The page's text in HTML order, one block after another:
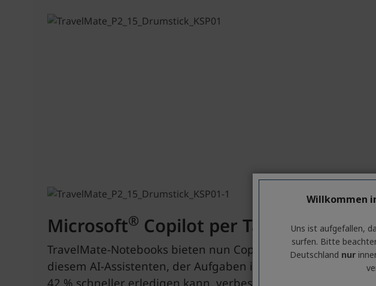
Willkommen
Uns ist aufgefallen,
surfen. Bitte
Deutschland nur